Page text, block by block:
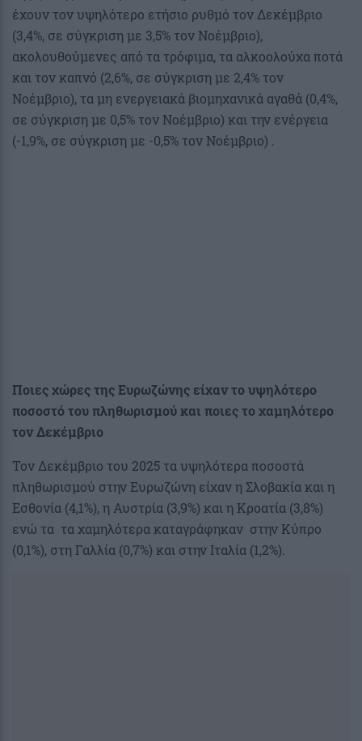
έχουν τον υψηλότερο ετήσιο ρυθμό τον Δεκέμβριο
(3,4%, σε σύγκριση με 3,5% τον Νοέμβριο),
ακολουθούμενες από τα τρόφιμα, τα αλκοολούχα ποτά
και τον καπνό (2,6%, σε σύγκριση με 2,4% τον
Νοέμβριο), τα μη ενεργειακά βιομηχανικά αγαθά (0,4%,
σε σύγκριση με 0,5% τον Νοέμβριο) και την ενέργεια
(-1,9%, σε σύγκριση με -0,5% τον Νοέμβριο) .
Ποιες χώρες της Ευρωζώνης είχαν το υψηλότερο
ποσοστό του πληθωρισμού και ποιες το χαμηλότερο
τον Δεκέμβριο
Τον Δεκέμβριο του 2025 τα υψηλότερα ποσοστά
πληθωρισμού στην Ευρωζώνη είχαν η Σλοβακία και η
Εσθονία (4,1%), η Αυστρία (3,9%) και η Κροατία (3,8%)
ενώ τα τα χαμηλότερα καταγράφηκαν στην Κύπρο
(0,1%), στη Γαλλία (0,7%) και στην Ιταλία (1,2%).